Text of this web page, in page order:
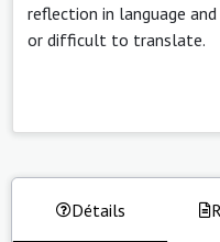
reflection in language
or difficult to translate.
Détails